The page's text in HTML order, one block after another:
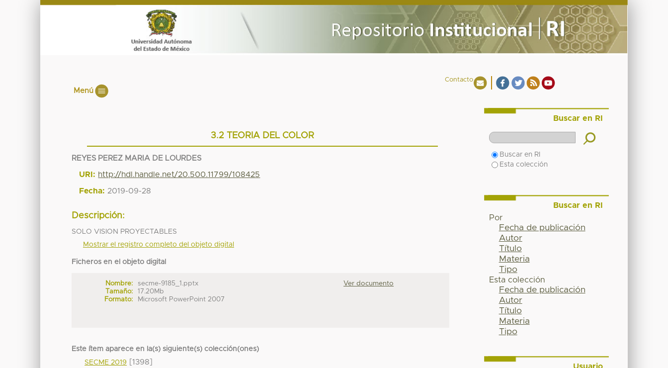
Contacto
Menú
3.2 TEORIA DEL COLOR
REYES PEREZ MARIA DE LOURDES
URI: http://hdl.handle.net/20.500.11799/108425
Fecha: 2019-09-28
Descripción:
SOLO VISION PROYECTABLES
Mostrar el registro completo del objeto digital
Ficheros en el objeto digital
Nombre:
secme-9185_1.pptx
Tamaño:
17.20Mb
Formato:
Microsoft PowerPoint 2007
Ver documento
Este ítem aparece en la(s) siguiente(s) colección(ones)
SECME 2019
[1398]
Buscar en RI
Buscar en RI
Esta colección
Buscar en RI
Por
Fecha de publicación
Autor
Título
Materia
Tipo
Esta colección
Fecha de publicación
Autor
Título
Materia
Tipo